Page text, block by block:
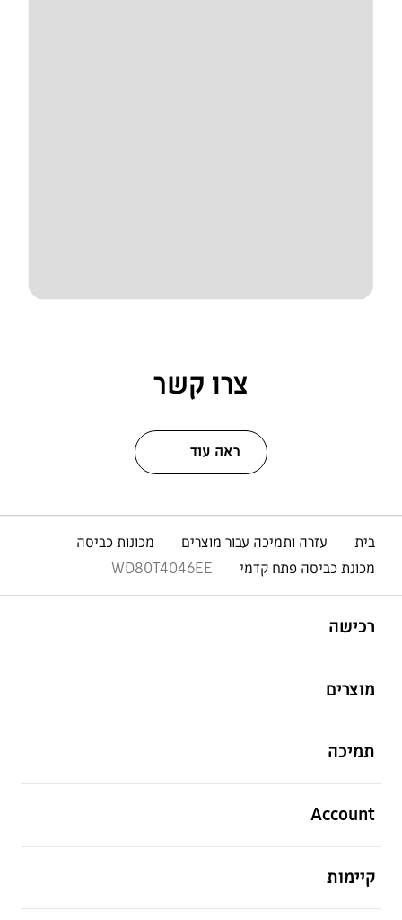
צרו קשר
ראה עוד
בית עזרה ותמיכה עבור מוצרים
מכונות כביסה
מכונת כביסה פתח קדמי
WD80T4046EE
רכישה
מוצרים
תמיכה
Account
קיימות